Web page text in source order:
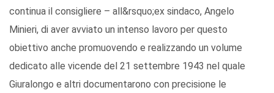
continua il consigliere – all&rsquo;ex sindaco, Angelo
Minieri, di aver avviato un intenso lavoro per questo
obiettivo anche promuovendo e realizzando un volume
dedicato alle vicende del 21 settembre 1943 nel quale
Giuralongo e altri documentarono con precisione le